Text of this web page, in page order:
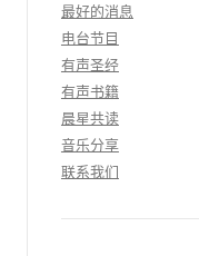
最好的消息
电台节目
有声圣经
有声书籍
晨星共读
音乐分享
联系我们